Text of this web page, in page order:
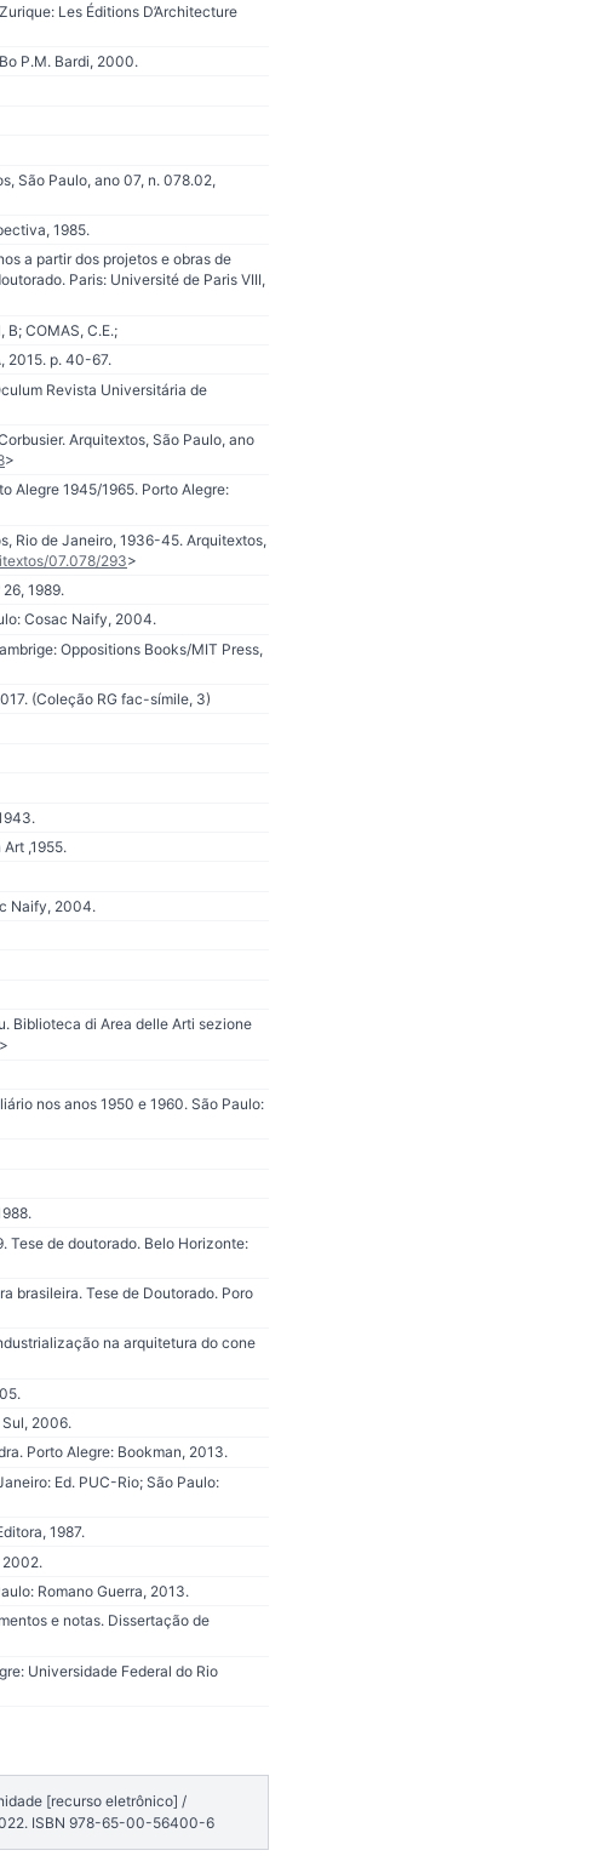
Les Éditions D’Architecture
P.M. Bardi, 2000.
São Paulo, ano 07, n. 078.02,
1985.
a partir dos projetos e obras de
Paris: Université de Paris VIII,
COMAS, C.E.;
2015. p. 40-67.
Revista Universitária de
Arquitextos, São Paulo, ano
>
Alegre 1945/1965. Porto Alegre:
Rio de Janeiro, 1936-45. Arquitextos,
07.078/293>
1989.
Cosac Naify, 2004.
Oppositions Books/MIT Press,
(Coleção RG fac-símile, 3)
,1955.
Naify, 2004.
Biblioteca di Area delle Arti sezione
>
nos anos 1950 e 1960. São Paulo:
Tese de doutorado. Belo Horizonte:
brasileira. Tese de Doutorado. Poro
na arquitetura do cone
Sul, 2006.
Porto Alegre: Bookman, 2013.
Ed. PUC-Rio; São Paulo:
1987.
2002.
Romano Guerra, 2013.
e notas. Dissertação de
Universidade Federal do Rio
[recurso eletrônico] /
ISBN 978-65-00-56400-6